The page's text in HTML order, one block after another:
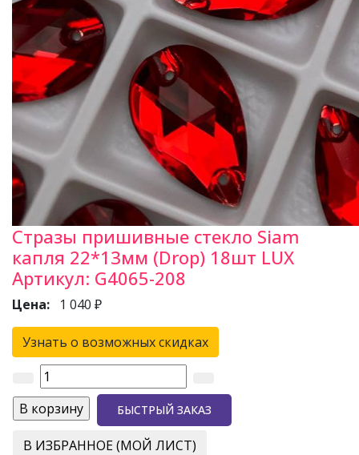
Стразы пришивные стекло Siam
капля 22*13мм (Drop) 18шт LUX
Артикул: G4065-208
Цена: 1 040 ₽
Узнать о возможных скидках
БЫСТРЫЙ ЗАКАЗ
В ИЗБРАННОЕ (МОЙ ЛИСТ)